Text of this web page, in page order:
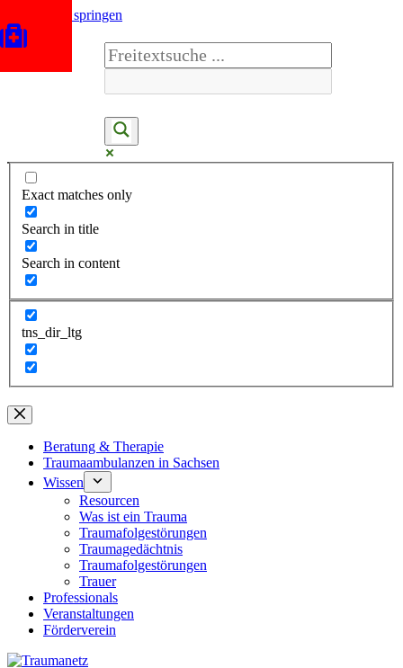
Zum Inhalt springen
Exact matches only
Search in title
Search in content
tns_dir_ltg
Beratung & Therapie
Traumaambulanzen in Sachsen
Wissen
Resourcen
Was ist ein Trauma
Traumafolgestörungen
Traumagedächtnis
Traumafolgestörungen
Trauer
Professionals
Veranstaltungen
Förderverein